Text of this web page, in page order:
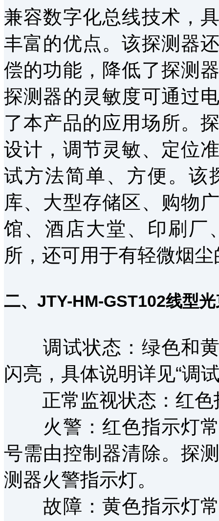
兼容数字化总线技术，
丰富的优点。该探测器
偿的功能，降低了探测
探测器的灵敏度可通过
了本产品的应用场所。
设计，调节灵敏、定位
试方法简单、方便。该
库、大型存储区、购物
馆、酒店大堂、印刷厂
所，还可用于有轻微烟
二、JTY-HM-GST102线型
调试状态：绿色和黄
闪亮，具体说明详见“调
正常监视状态：红色
火警：红色指示灯常
号需由控制器清除。探
测器火警指示灯。
故障：黄色指示灯常